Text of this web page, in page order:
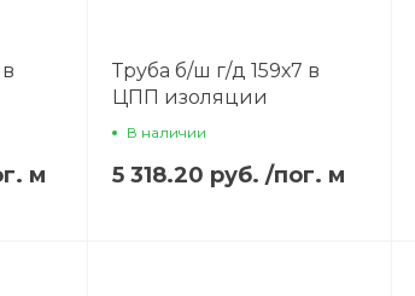
м
Труба б/ш г/д 159х7 в
ЦПП изоляции
В наличии
5 318.20 руб. /пог. м